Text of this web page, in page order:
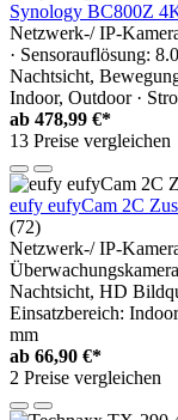
Synology BC800Z
Netzwerk-/ IP-
· Sensorauflösung:
Nachtsicht,
Indoor, Outdoor ·
ab 478,99 €*
13 Preise vergleichen
eufy eufyCam 2C
(72)
Netzwerk-/ IP-
Nachtsicht, HD
Einsatzbereich:
mm
ab 66,90 €*
2 Preise vergleichen